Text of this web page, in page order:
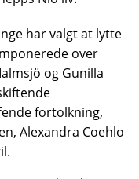
har valgt at lytte
over
og Gunilla
fortolkning,
Alexandra Coehlo